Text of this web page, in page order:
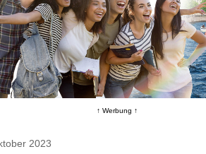
↑ Werbung ↑
2023